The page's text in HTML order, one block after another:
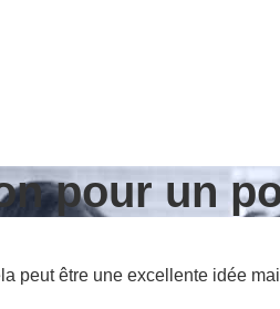
pour un
peut être une excellente idée